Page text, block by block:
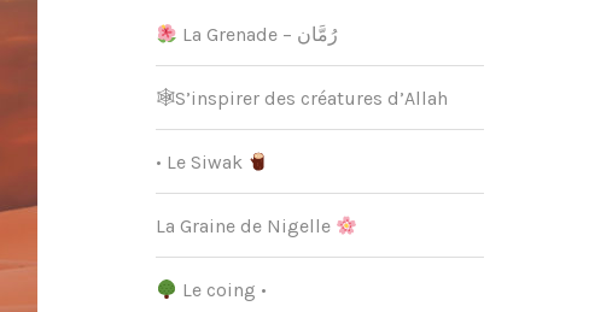
La Grenade – رُمَّان
🕸S’inspirer des créatures d’Allah
• Le Siwak
La Graine de Nigelle
Le coing •